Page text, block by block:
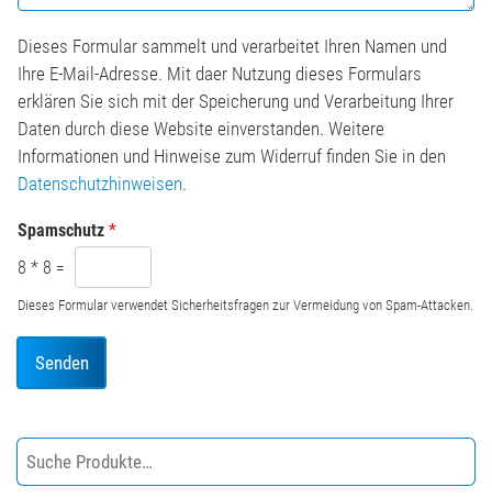
n
*
h
t
*
Dieses Formular sammelt und verarbeitet Ihren Namen und
Ihre E-Mail-Adresse. Mit daer Nutzung dieses Formulars
erklären Sie sich mit der Speicherung und Verarbeitung Ihrer
Daten durch diese Website einverstanden. Weitere
Informationen und Hinweise zum Widerruf finden Sie in den
Datenschutzhinweisen.
Spamschutz *
8 * 8 =
Dieses Formular verwendet Sicherheitsfragen zur Vermeidung von Spam-Attacken.
Senden